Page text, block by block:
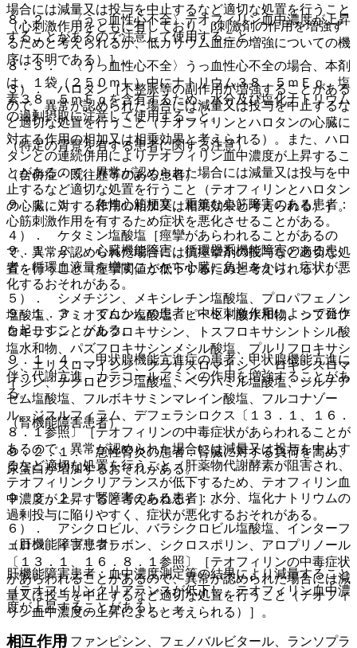
場合には減量又は投与を中止するなど適切な処置を行うこと
（心刺激作用をともに有しており、β刺激剤の作用を増強す
るためと考えられるが、低カリウム血症の増強についての機
序は不明である）］。
３）． ハロタン［不整脈等の副作用が増強することがある
ので、異常が認められた場合には減量又は投与を中止するな
ど適切な処置を行うこと（テオフィリンとハロタンの心臓に
対する作用の相加又は相乗効果と考えられる）。また、ハロ
タンとの連続併用によりテオフィリン血中濃度が上昇するこ
とがあるので、異常が認められた場合には減量又は投与を中
止するなど適切な処置を行うこと（テオフィリンとハロタン
の心臓に対する作用の相加又は相乗効果と考えられる）］。
４）． ケタミン塩酸塩［痙攣があらわれることがあるの
で、異常が認められた場合には抗痙攣剤の投与など適切な処
置を行うこと（痙攣閾値が低下するためと考えられる）］。
５）． シメチジン、メキシレチン塩酸塩、プロパフェノン
塩酸塩、アミオダロン塩酸塩、ピペミド酸水和物、シプロフ
ロキサシン、ノルフロキサシン、トスフロキサシントシル酸
塩水和物、パズフロキサシンメシル酸塩、プルリフロキサシ
ン、エリスロマイシン、クラリスロマイシン、ロキシスロマ
イシン、チクロピジン塩酸塩、ベラパミル塩酸塩、ジルチア
ゼム塩酸塩、フルボキサミンマレイン酸塩、フルコナゾー
ル、ジスルフィラム、デフェラシロクス〔１３．１、１６．
８．１参照〕［テオフィリンの中毒症状があらわれることが
あるので、異常が認められた場合には減量又は投与を中止す
るなど適切な処置を行うこと（肝薬物代謝酵素が阻害され、
テオフィリンクリアランスが低下するため、テオフィリン血
中濃度が上昇すると考えられる）］。
６）． アシクロビル、バラシクロビル塩酸塩、インターフ
ェロン、イプリフラボン、シクロスポリン、アロプリノール
〔１３．１、１６．８．１参照〕［テオフィリンの中毒症状
があらわれることがあるので、異常が認められた場合には減
量又は投与を中止するなど適切な処置を行うこと（テオフィ
リン血中濃度の上昇によると考えられる）］。
７）． リファンピシン、フェノバルビタール、ランソプラ
８．２． 〈うっ血性心不全〉テオフィリン血中濃度が上昇
することがあるので注意して使用すること。
８．３． 〈うっ血性心不全〉うっ血性心不全の場合、本剤
は、１袋（２５０ｍＬ）中にナトリウム３８．５ｍＥｑ、塩
素３８．５ｍＥｑを含有するため、水分及び塩化ナトリウム
の過剰摂取に注意して使用すること。
（特定の背景を有する患者に関する注意）
（合併症・既往歴等のある患者）
９．１．１． 急性心筋梗塞、重篤な心筋障害のある患者：
心筋刺激作用を有するため症状を悪化させることがある。
９．１．２． 心臓機能障害、循環器系機能障害のある患
者：循環血液量を増すことから心臓に負担をかけ、症状が悪
化するおそれがある。
９．１．３． てんかんの患者：中枢刺激作用によって発作
を起こすことがある。
９．１．４． 甲状腺機能亢進症の患者：甲状腺機能亢進に
伴う代謝亢進、カテコールアミンの作用を増強することがあ
る。
（腎機能障害患者）
９．２．１． 急性腎炎の患者：腎臓に対する負荷を高め、
尿蛋白が増加するおそれがある。
９．２．２． 腎障害のある患者：水分、塩化ナトリウムの
過剰投与に陥りやすく、症状が悪化するおそれがある。
（肝機能障害患者）
肝機能障害患者：血中濃度測定等の結果により減量すること
（テオフィリンクリアランスが低下し、テオフィリン血中濃
度が上昇することがある）。
相互作用